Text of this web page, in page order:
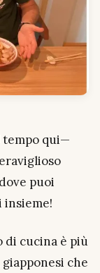
tempo qui—
puoi
di cucina è più
che